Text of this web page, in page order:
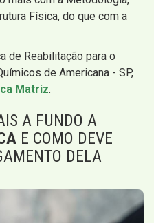
Física, do que com a
de Reabilitação para o
de Americana - SP,
Matriz.
A FUNDO A
E COMO DEVE
DELA